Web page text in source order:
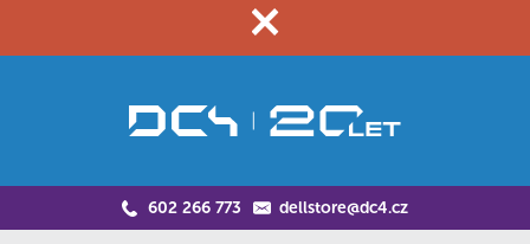
602 266 773 dellstore@dc4.cz